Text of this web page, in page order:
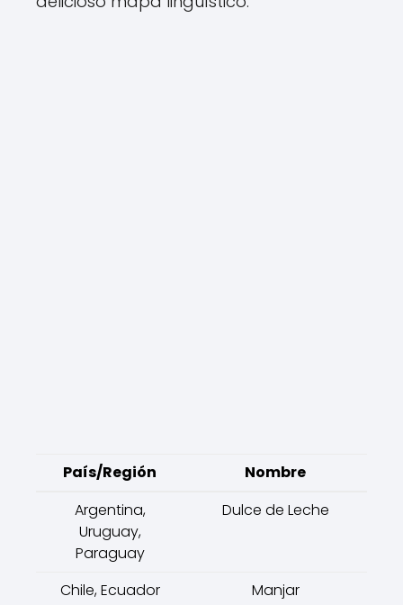
País/Región
Nombre
Argentina,
Uruguay,
Paraguay
Dulce de Leche
Chile, Ecuador
Manjar